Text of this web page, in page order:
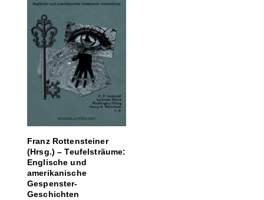
Franz Rottensteiner
(Hrsg.) – Teufelsträume:
Englische und
amerikanische
Gespenster-
Geschichten